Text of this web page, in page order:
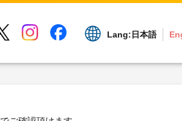
Lang: 日本語